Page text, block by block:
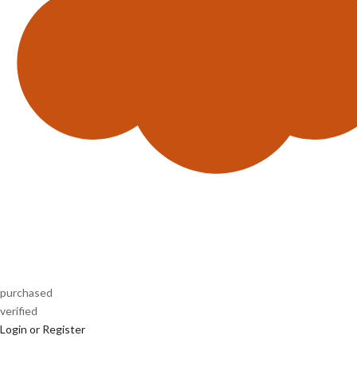
purchased
verified
Login or Register